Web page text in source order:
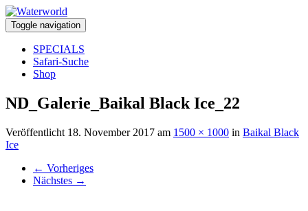
Toggle navigation
SPECIALS
Safari-Suche
Shop
ND_Galerie_Baikal Black Ice_22
Veröffentlicht 18. November 2017 am 1500 × 1000 in Baikal Black
Ice
← Vorheriges
Nächstes →